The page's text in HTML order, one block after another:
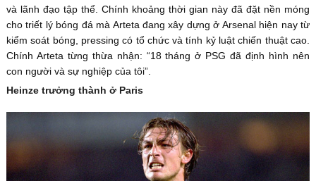
và lãnh đạo tập thể. Chính khoảng thời gian này đã đặt nền móng
cho triết lý bóng đá mà Arteta đang xây dựng ở Arsenal hiện nay từ
kiểm soát bóng, pressing có tổ chức và tính kỷ luật chiến thuật cao.
Chính Arteta từng thừa nhận: “18 tháng ở PSG đã định hình nên
con người và sự nghiệp của tôi”.
Heinze trưởng thành ở Paris